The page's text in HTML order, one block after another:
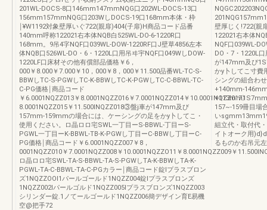
201WL-DOCS-8口146mm147mmNQG口202WL-DOCS-13口
156mm157mmNQG口203WしDOCS-19口168mm本体・枠
￨¥W1192対象壁厚いぐ722(親扉)404(子扉)H商品コード品番
140mm呼称122021右本体NQB白525WL-DO-6-1220R口
168mm。9吊4字NQF口039WL-DOW-1220RF口J壁草4856左本
体NQB口526WL-DO・6・1220L口用吊ヰ宇NQF口049WしDOW-
1220LF口床材その他有償部品価格￥6，
000￥8.000￥7.000￥10，000￥8，000￥11.500品番WL-TC-S-
BBWしTC-S-PGWしTC-K-BBWしTC-K-PGWしTC-C-BBWL-TC-
C-PG価格￨商品コード
￥6.0001NQZZ013￥8.0001NQZZ016￥7.0001NQZZ014￥10.0001NQZZ017》
8.0001NQZZ015￥11.500INQZZ018③盤j車が147mm及び
157mm-159mmの場合には、ケーシングの足をかy卜してこ・
使用ください。ロ晶ロロ宅SWL一丁目ーS-BBWL-丁目ーS-
PGWL一丁目ーK-BBWL-TB-K-PGWし丁目ーC-BBWし丁目ーC-
PG価格￨商品コード￥6.0001NQZZ007￥8，
0001NQZZ010￥7.0001NQZZ008￥10.0001NQZZO11￥8.0001NQZZ009￥
ロ晶ロロ宅SWL-TA-S-BBWL-TA-S-PGWしTA-K-BBWしTA-K-
PGWL-TA-C-BBWL-TA-C-PGカラー￨商品コード錠lプラスブロン
ズ1NQZZOOl1パールゴールド1NQZZ004錠lプラスブロンズ
1NQZZ002lパールゴルド1NQZZ005Iプラスブロンズ1NQZZ003
シリンダー錠.1ノてールゴールド1NQZZ006簡デザイン育E易機
空@把手72
壁厚じく!722(親
122021右本体
NQF口039WL-
DO・7・1220L
が147mm及ぴ
かy卜してこ寸費
シングの組合わ
+140mm-
157~-159冊目場
い
組立代・取付代
イトオーク用
るものか右吊元